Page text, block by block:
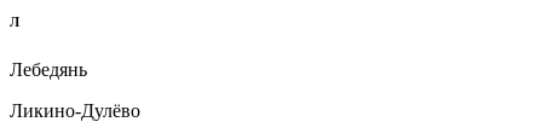
Л
Лебедянь
Ликино-Дулёво